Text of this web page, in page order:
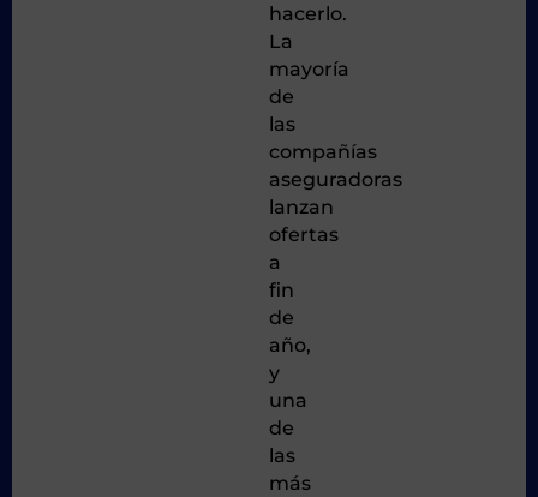
hacerlo.
La
mayoría
de
las
compañías
aseguradoras
lanzan
ofertas
a
fin
de
año,
y
una
de
las
más